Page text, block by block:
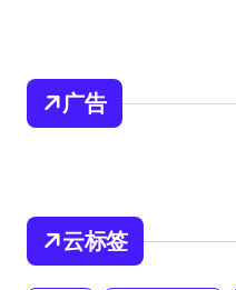
广告
云标签